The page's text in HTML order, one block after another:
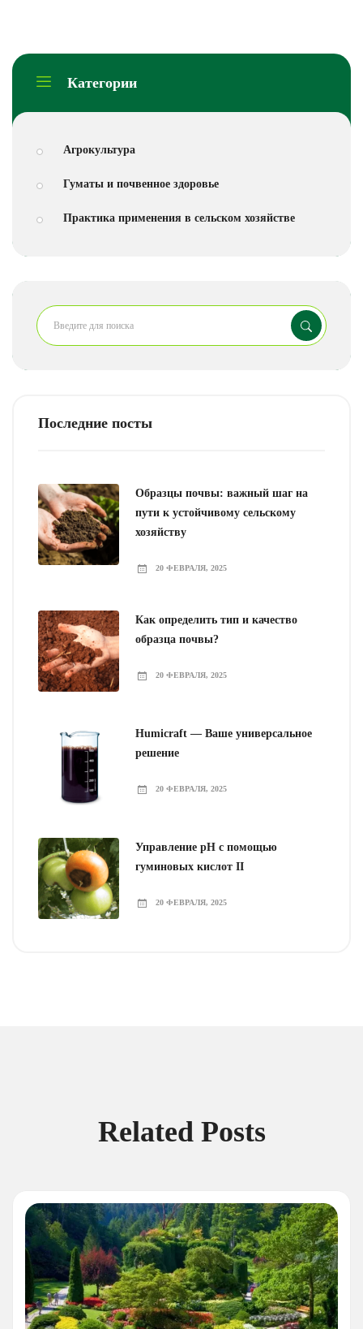
Категории
Агрокультура
Гуматы и почвенное здоровье
Практика применения в сельском хозяйстве
Последние посты
Образцы почвы: важный шаг на
пути к устойчивому сельскому
хозяйству
20 ФЕВРАЛЯ, 2025
Как определить тип и качество
образца почвы?
20 ФЕВРАЛЯ, 2025
Humicraft — Ваше универсальное
решение
20 ФЕВРАЛЯ, 2025
Управление pH с помощью
гуминовых кислот II
20 ФЕВРАЛЯ, 2025
Related Posts